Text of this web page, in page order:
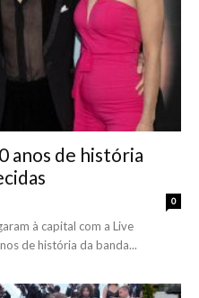
anos de história
0
à capital com a Live
de história da banda...